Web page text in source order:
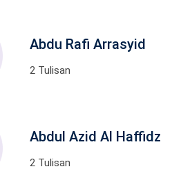
Abdu Rafi Arrasyid
2 Tulisan
Abdul Azid Al Haffidz
2 Tulisan